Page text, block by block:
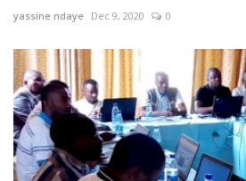
yassine ndaye Dec 9, 2020 0